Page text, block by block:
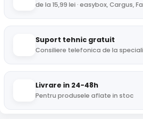
de la 15,99 lei · easybox, Cargus,
Suport tehnic gratuit
Consiliere telefonica de la
Livrare in 24-48h
Pentru produsele aflate in stoc